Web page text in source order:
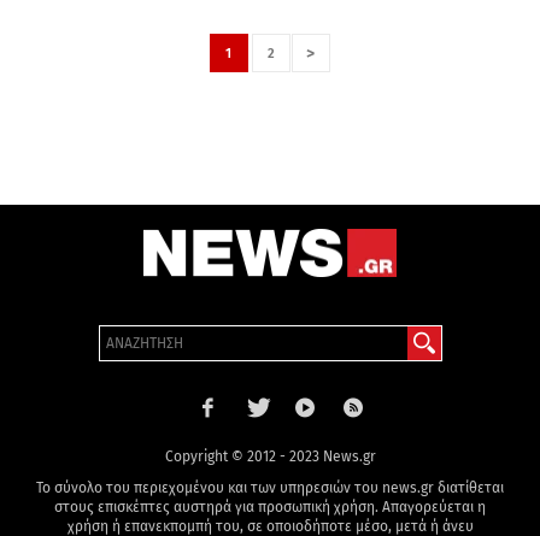
1 2 >
Copyright © 2012 - 2023 News.gr
Το σύνολο του περιεχομένου και των υπηρεσιών του news.gr διατίθεται
στους επισκέπτες αυστηρά για προσωπική χρήση. Απαγορεύεται η
χρήση ή επανεκπομπή του, σε οποιοδήποτε μέσο, μετά ή άνευ